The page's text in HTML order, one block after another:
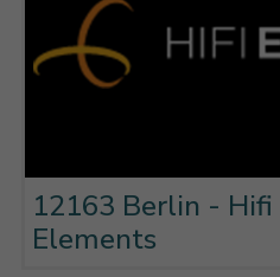
12163 Berlin - Hifi
Elements